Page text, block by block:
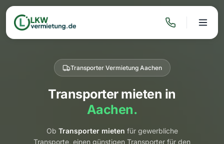
Transporter Vermietung Aachen
Transporter mieten in
Aachen.
Ob Transporter mieten für gewerbliche
Transporte, einen günstigen Transporter für den